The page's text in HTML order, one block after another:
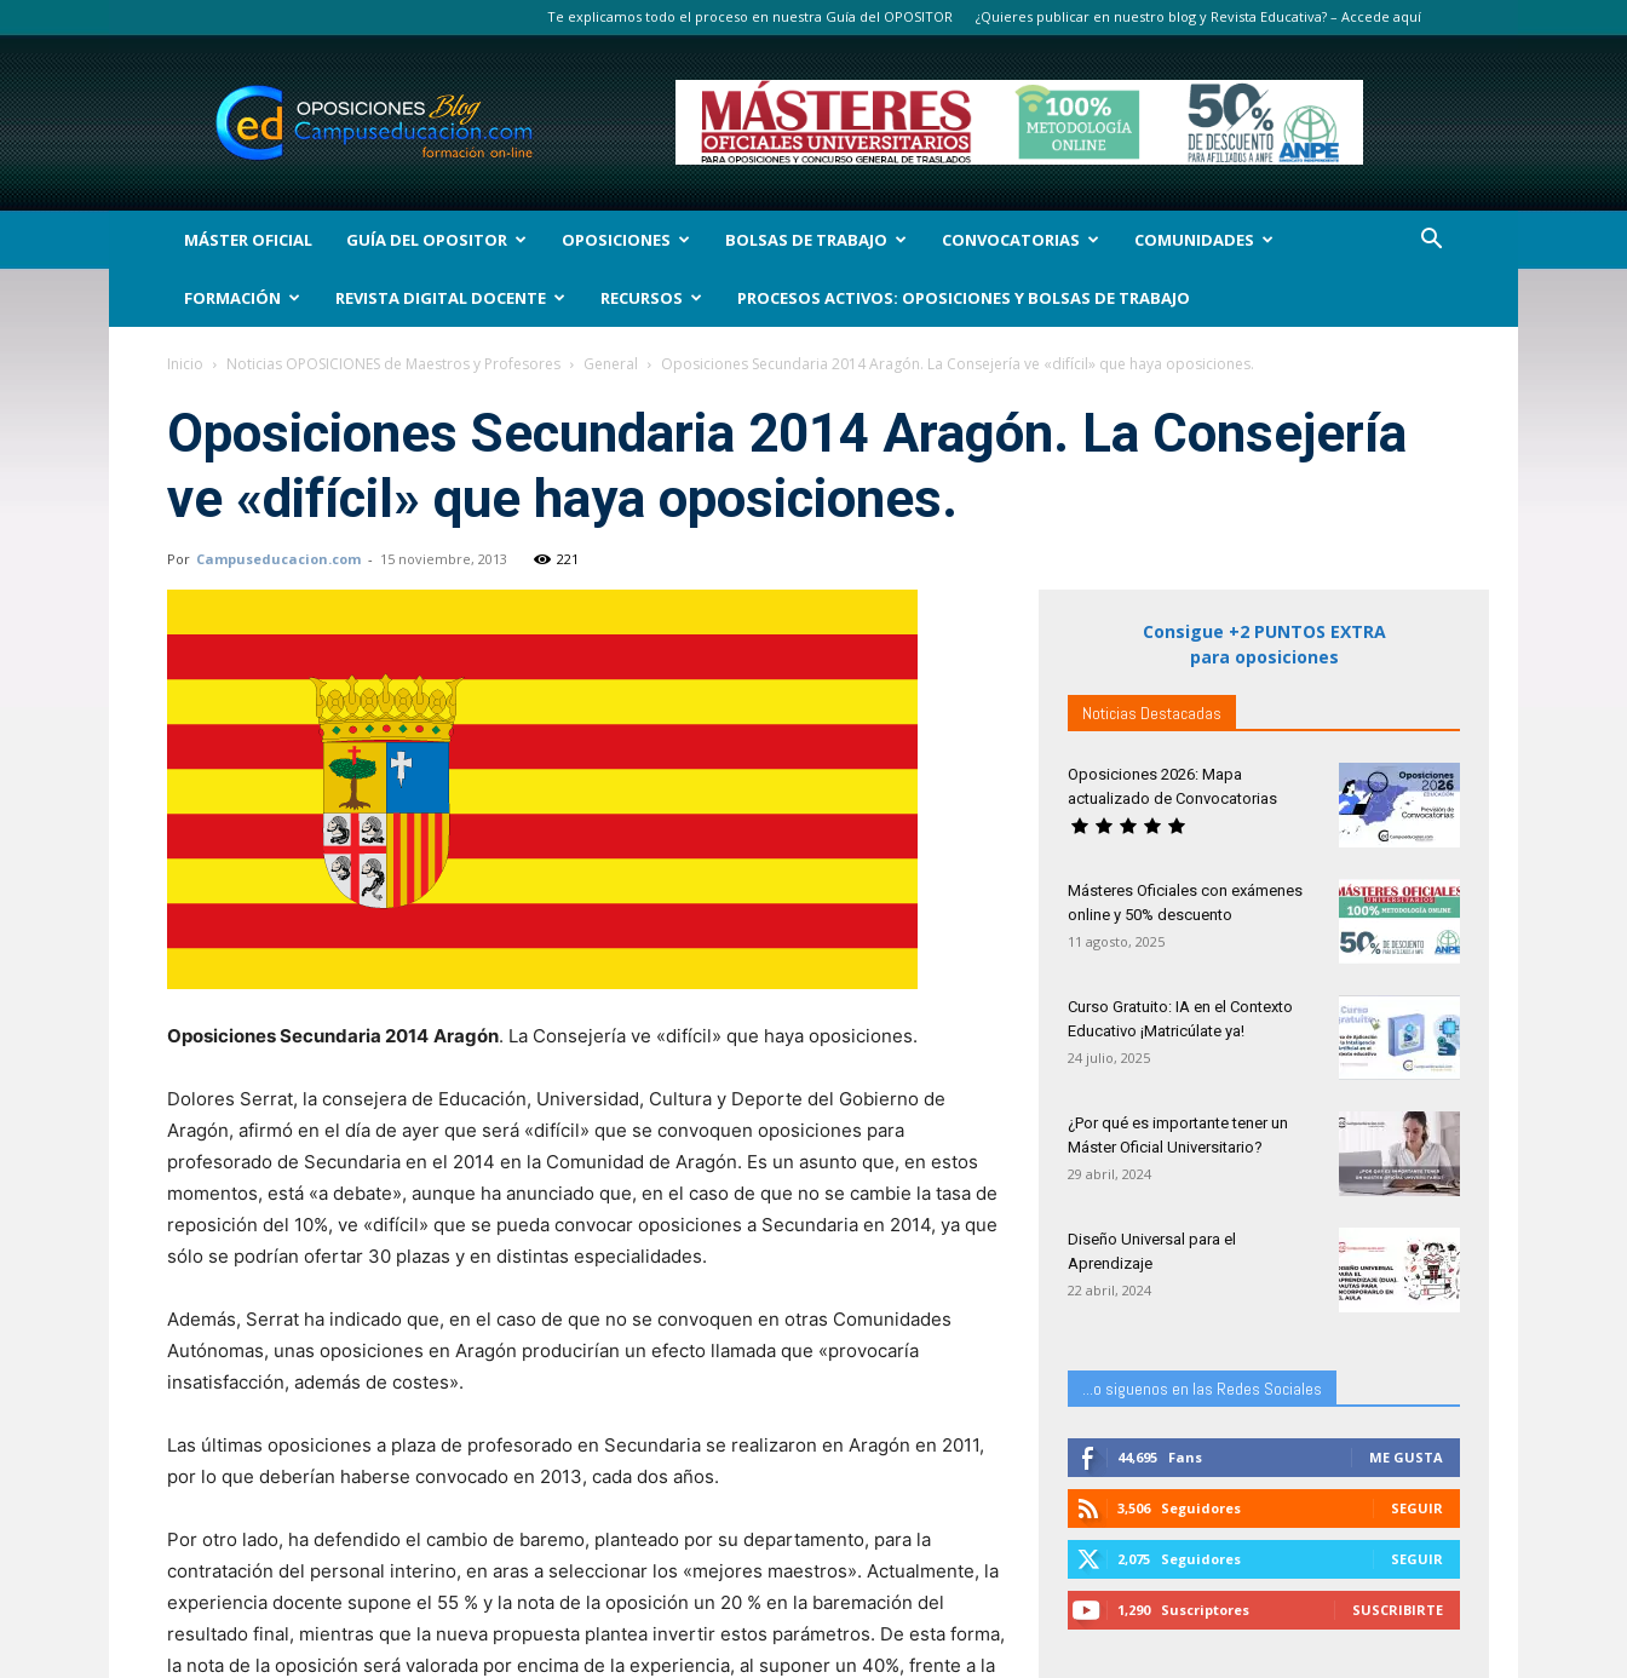
Te explicamos todo el proceso en nuestra Guía del OPOSITOR ¿Quieres publicar en nuestro blog y Revista Educativa? – Accede aquí
BLOG
Noticias
Oposiciones
y
bolsas
Trabajo
Interinos.
MÁSTER OFICIAL GUÍA DEL OPOSITOR OPOSICIONES BOLSAS DE TRABAJO CONVOCATORIAS COMUNIDADES
FORMACIÓN REVISTA DIGITAL DOCENTE RECURSOS PROCESOS ACTIVOS: OPOSICIONES Y BOLSAS DE TRABAJO
Inicio Noticias OPOSICIONES de Maestros y Profesores General Oposiciones Secundaria 2014 Aragón. La Consejería ve «difícil» que haya oposiciones.
Oposiciones Secundaria 2014 Aragón. La Consejería
ve «difícil» que haya oposiciones.
Por Campuseducacion.com - 15 noviembre, 2013 221
Oposiciones Secundaria 2014 Aragón. La Consejería ve «difícil» que haya oposiciones.
Dolores Serrat, la consejera de Educación, Universidad, Cultura y Deporte del Gobierno de
Aragón, afirmó en el día de ayer que será «difícil» que se convoquen oposiciones para
profesorado de Secundaria en el 2014 en la Comunidad de Aragón. Es un asunto que, en estos
momentos, está «a debate», aunque ha anunciado que, en el caso de que no se cambie la tasa de
reposición del 10%, ve «difícil» que se pueda convocar oposiciones a Secundaria en 2014, ya que
sólo se podrían ofertar 30 plazas y en distintas especialidades.
Además, Serrat ha indicado que, en el caso de que no se convoquen en otras Comunidades
Autónomas, unas oposiciones en Aragón producirían un efecto llamada que «provocaría
insatisfacción, además de costes».
Las últimas oposiciones a plaza de profesorado en Secundaria se realizaron en Aragón en 2011,
por lo que deberían haberse convocado en 2013, cada dos años.
Por otro lado, ha defendido el cambio de baremo, planteado por su departamento, para la
contratación del personal interino, en aras a seleccionar los «mejores maestros». Actualmente, la
experiencia docente supone el 55 % y la nota de la oposición un 20 % en la baremación del
resultado final, mientras que la nueva propuesta plantea invertir estos parámetros. De esta forma,
la nota de la oposición será valorada por encima de la experiencia, al suponer un 40%, frente a la
Consigue +2 PUNTOS EXTRA
para oposiciones
Noticias Destacadas
Oposiciones 2026: Mapa
actualizado de Convocatorias
Másteres Oficiales con exámenes
online y 50% descuento
11 agosto, 2025
Curso Gratuito: IA en el Contexto
Educativo ¡Matricúlate ya!
24 julio, 2025
¿Por qué es importante tener un
Máster Oficial Universitario?
29 abril, 2024
Diseño Universal para el
Aprendizaje
22 abril, 2024
...o siguenos en las Redes Sociales
44,695 Fans ME GUSTA
3,506 Seguidores SEGUIR
2,075 Seguidores SEGUIR
1,290 Suscriptores SUSCRIBIRTE